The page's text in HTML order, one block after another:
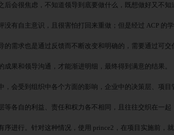
后会很焦虑，不知道领导到底要做什么，既想做好又不知
没有自主意识，且很害怕打回来重做；但是经过 ACP 的
的需求也是通过反馈而不断改变和明确的，需要通过可交
成果和领导沟通，才能渐进明细，最终得到满意的结果。
，会受到组织中各个方面的影响，企业中的决策层、项目
等各自的利益、责任和权力各不相同，且往往交织在一起
序进行。针对这种情况，使用 prince2，在项目实施前，